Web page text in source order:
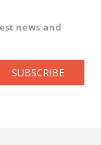
news and
SUBSCRIBE